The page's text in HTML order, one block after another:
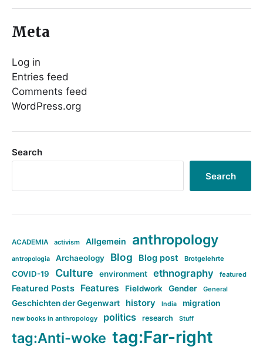
Meta
Log in
Entries feed
Comments feed
WordPress.org
Search
Search
ACADEMIA activism Allgemein anthropology
antropologia Archaeology Blog Blog post Brotgelehrte
COVID-19 Culture environment ethnography featured
Featured Posts Features Fieldwork Gender General
Geschichten der Gegenwart history India migration
new books in anthropology politics research Stuff
tag:Anti-woke tag:Far-right